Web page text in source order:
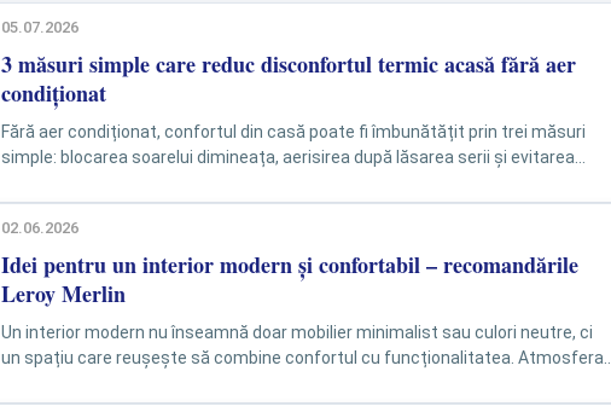
05.07.2026
3 măsuri simple care reduc disconfortul termic acasă fără aer
condiționat
Fără aer condiționat, confortul din casă poate fi îmbunătățit prin trei măsuri
simple: blocarea soarelui dimineața, aerisirea după lăsarea serii și evitarea
02.06.2026
Idei pentru un interior modern și confortabil – recomandările
Leroy Merlin
Un interior modern nu înseamnă doar mobilier minimalist sau culori neutre, ci
un spațiu care reușește să combine confortul cu funcționalitatea. Atmosfera